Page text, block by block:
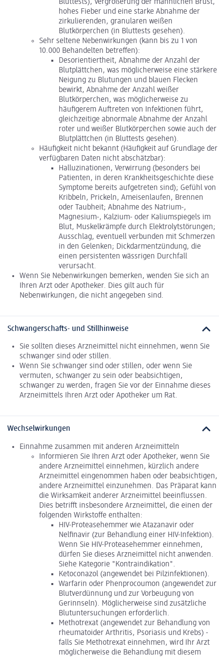
Bluttests), Vergrößerung der männlichen Brust,
hohes Fieber und eine starke Abnahme der
zirkulierenden, granularen weißen
Blutkörperchen (in Bluttests gesehen).
Sehr seltene Nebenwirkungen (kann bis zu 1 von
10.000 Behandelten betreffen):
Desorientiertheit, Abnahme der Anzahl der
Blutplättchen, was möglicherweise eine stärkere
Neigung zu Blutungen und blauen Flecken
bewirkt, Abnahme der Anzahl weißer
Blutkörperchen, was möglicherweise zu
häufigerem Auftreten von Infektionen führt,
gleichzeitige abnormale Abnahme der Anzahl
roter und weißer Blutkörperchen sowie auch der
Blutplättchen (in Bluttests gesehen).
Häufigkeit nicht bekannt (Häufigkeit auf Grundlage der
verfügbaren Daten nicht abschätzbar):
Halluzinationen, Verwirrung (besonders bei
Patienten, in deren Krankheitsgeschichte diese
Symptome bereits aufgetreten sind); Gefühl von
Kribbeln, Prickeln, Ameisenlaufen, Brennen
oder Taubheit; Abnahme des Natrium-,
Magnesium-, Kalzium- oder Kaliumspiegels im
Blut, Muskelkrämpfe durch Elektrolytstörungen;
Ausschlag, eventuell verbunden mit Schmerzen
in den Gelenken; Dickdarmentzündung, die
einen persistenten wässrigen Durchfall
verursacht.
Wenn Sie Nebenwirkungen bemerken, wenden Sie sich an
Ihren Arzt oder Apotheker. Dies gilt auch für
Nebenwirkungen, die nicht angegeben sind.
Schwangerschafts- und Stillhinweise
Sie sollten dieses Arzneimittel nicht einnehmen, wenn Sie
schwanger sind oder stillen.
Wenn Sie schwanger sind oder stillen, oder wenn Sie
vermuten, schwanger zu sein oder beabsichtigen,
schwanger zu werden, fragen Sie vor der Einnahme dieses
Arzneimittels Ihren Arzt oder Apotheker um Rat.
Wechselwirkungen
Einnahme zusammen mit anderen Arzneimitteln
Informieren Sie Ihren Arzt oder Apotheker, wenn Sie
andere Arzneimittel einnehmen, kürzlich andere
Arzneimittel eingenommen haben oder beabsichtigen,
andere Arzneimittel einzunehmen. Das Präparat kann
die Wirksamkeit anderer Arzneimittel beeinflussen.
Dies betrifft insbesondere Arzneimittel, die einen der
folgenden Wirkstoffe enthalten:
HIV-Proteasehemmer wie Atazanavir oder
Nelfinavir (zur Behandlung einer HIV-Infektion).
Wenn Sie HIV-Proteasehemmer einnehmen,
dürfen Sie dieses Arzneimittel nicht anwenden.
Siehe Kategorie "Kontraindikation".
Ketoconazol (angewendet bei Pilzinfektionen).
Warfarin oder Phenprocoumon (angewendet zur
Blutverdünnung und zur Vorbeugung von
Gerinnseln). Möglicherweise sind zusätzliche
Blutuntersuchungen erforderlich.
Methotrexat (angewendet zur Behandlung von
rheumatoider Arthritis, Psoriasis und Krebs) -
falls Sie Methotrexat einnehmen, wird Ihr Arzt
möglicherweise die Behandlung mit diesem